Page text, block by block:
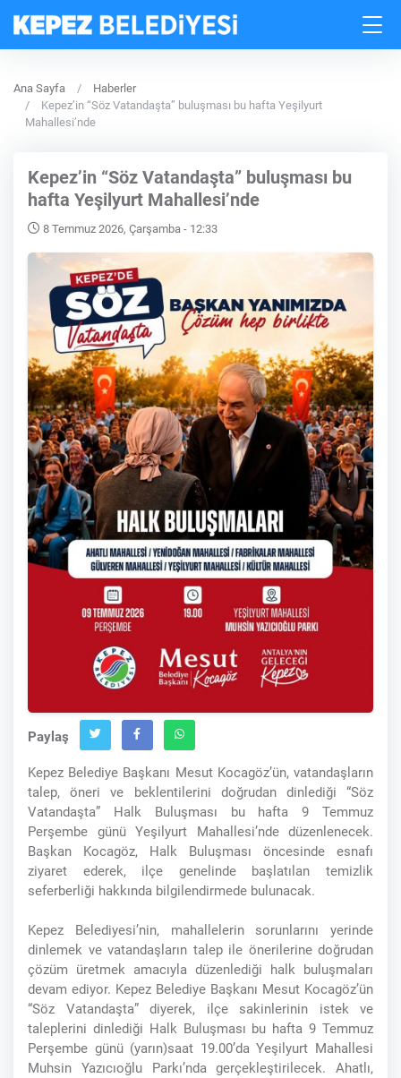
Ana Sayfa
Haberler
Kepez’in “Söz Vatandaşta” buluşması bu hafta Yeşilyurt
Mahallesi’nde
Kepez’in “Söz Vatandaşta” buluşması bu
hafta Yeşilyurt Mahallesi’nde
8 Temmuz 2026, Çarşamba - 12:33
Paylaş
Kepez Belediye Başkanı Mesut Kocagöz’ün, vatandaşların
talep, öneri ve beklentilerini doğrudan dinlediği “Söz
Vatandaşta” Halk Buluşması bu hafta 9 Temmuz
Perşembe günü Yeşilyurt Mahallesi’nde düzenlenecek.
Başkan Kocagöz, Halk Buluşması öncesinde esnafı
ziyaret ederek, ilçe genelinde başlatılan temizlik
seferberliği hakkında bilgilendirmede bulunacak.
Kepez Belediyesi’nin, mahallelerin sorunlarını yerinde
dinlemek ve vatandaşların talep ile önerilerine doğrudan
çözüm üretmek amacıyla düzenlediği halk buluşmaları
devam ediyor. Kepez Belediye Başkanı Mesut Kocagöz’ün
“Söz Vatandaşta” diyerek, ilçe sakinlerinin istek ve
taleplerini dinlediği Halk Buluşması bu hafta 9 Temmuz
Perşembe günü (yarın)saat 19.00’da Yeşilyurt Mahallesi
Muhsin Yazıcıoğlu Parkı’nda gerçekleştirilecek. Ahatlı,